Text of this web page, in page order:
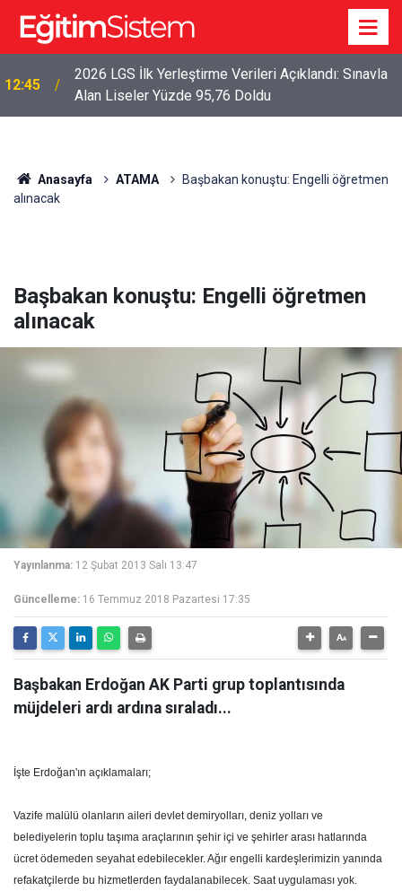
12:45
2026 LGS İlk Yerleştirme Verileri Açıklandı: Sınavla
Alan Liseler Yüzde 95,76 Doldu
Anasayfa ATAMA
Başbakan konuştu: Engelli öğretmen
alınacak
Başbakan konuştu: Engelli öğretmen
alınacak
Yayınlanma: 12 Şubat 2013 Salı 13:47
Güncelleme: 16 Temmuz 2018 Pazartesi 17:35
Başbakan Erdoğan AK Parti grup toplantısında
müjdeleri ardı ardına sıraladı...
İşte Erdoğan'ın açıklamaları;
Vazife malülü olanların aileri devlet demiryolları, deniz yolları ve
belediyelerin toplu taşıma araçlarının şehir içi ve şehirler arası hatlarında
ücret ödemeden seyahat edebilecekler. Ağır engelli kardeşlerimizin yanında
refakatçilerde bu hizmetlerden faydalanabilecek. Saat uygulaması yok.